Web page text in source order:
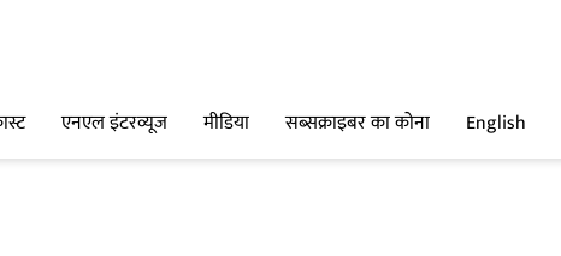
एनएल इंटरव्यूज मीडिया सब्सक्राइबर का कोना English